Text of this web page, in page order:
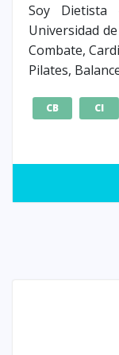
Soy Dietista
Universidad
Combate,
Pilates,
CB CI